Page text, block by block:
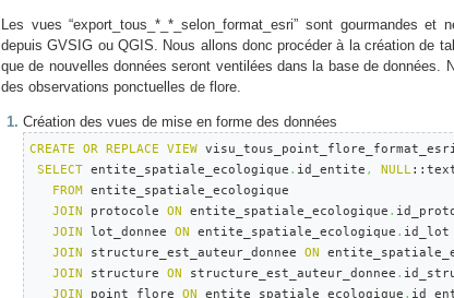
Les vues “export_tous_*_*_selon_format_esri” sont gourmandes
depuis GVSIG ou QGIS. Nous allons donc procéder à la création de
que de nouvelles données seront ventilées dans la base de données.
des observations ponctuelles de flore.
Création des vues de mise en forme des données
CREATE OR REPLACE VIEW
SELECT entite_spatiale_ecologique . id_entite , NULL
FROM entite_spatiale_ecologique
JOIN protocole ON entite_spatiale_ecologique .
JOIN lot_donnee ON entite_spatiale_ecologique . id_lot
JOIN structure_est_auteur_donnee ON
JOIN structure ON structure_est_auteur_donnee .
JOIN point_flore ON entite_spatiale_ecologique .